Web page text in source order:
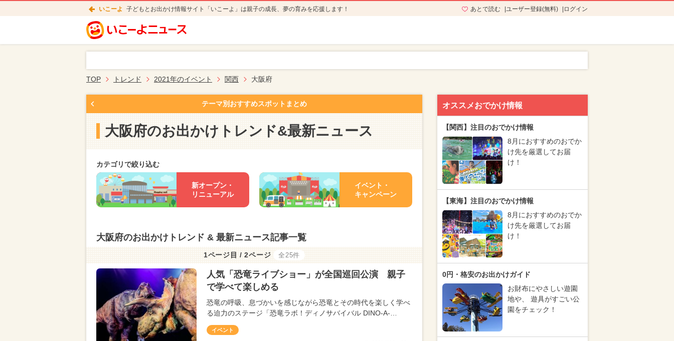
いこーよ 子どもとお出かけ情報サイト「いこーよ」は親子の成長、夢の育みを応援します！ あとで読む ユーザー登録(無料) ログイン
TOP トレンド 2021年のイベント 関西 大阪府
テーマ別おすすめスポットまとめ
大阪府のお出かけトレンド&最新ニュース
カテゴリで絞り込む
新オープン・
リニューアル
イベント・
キャンペーン
大阪府のお出かけトレンド & 最新ニュース記事一覧
1ページ目 / 2ページ 全25件
人気「恐竜ライブショー」が全国巡回公演 親子
で学べて楽しめる
恐竜の呼吸、息づかいを感じながら恐竜とその時代を楽しく学べ
る迫力のステージ「恐竜ラボ！ディノサバイバル DINO-A-…
イベント
オススメおでかけ情報
【関西】注目のおでかけ情報
8月におすすめのおでか
け先を厳選してお届
け！
【東海】注目のおでかけ情報
8月におすすめのおでか
け先を厳選してお届
け！
0円・格安のお出かけガイド
お財布にやさしい遊園
地や、 遊具がすごい公
園をチェック！